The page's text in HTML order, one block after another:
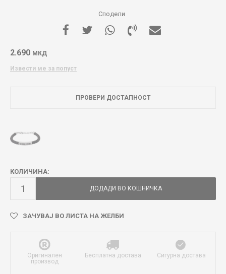
Сподели
2.690 МКД
Извести ме за попуст
ПРОВЕРИ ДОСТАПНОСТ
КОЛИЧИНА:
ДОДАДИ ВО КОШНИЧКА
ЗАЧУВАЈ ВО ЛИСТА НА ЖЕЛБИ
Оригинален
производ
Бесплатна достава Сигурна достава